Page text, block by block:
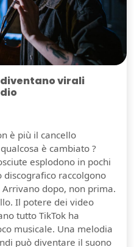
virali
è più il cancello
è cambiato ?
esplodono in pochi
raccolgono
dopo, non prima.
Il potere dei video
tutto TikTok ha
musicale. Una melodia
può diventare il suono